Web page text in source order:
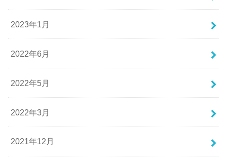
2023年1月
2022年6月
2022年5月
2022年3月
2021年12月